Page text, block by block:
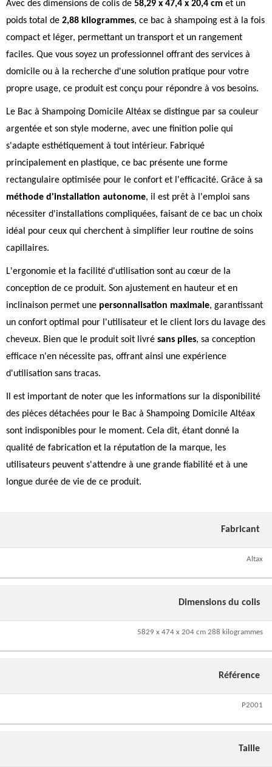
Avec des dimensions de colis de 58,29 x 47,4 x 20,4 cm et un
poids total de 2,88 kilogrammes, ce bac à shampoing est à la fois
compact et léger, permettant un transport et un rangement
faciles. Que vous soyez un professionnel offrant des services à
domicile ou à la recherche d'une solution pratique pour votre
propre usage, ce produit est conçu pour répondre à vos besoins.
Le Bac à Shampoing Domicile Altéax se distingue par sa couleur
argentée et son style moderne, avec une finition polie qui
s'adapte esthétiquement à tout intérieur. Fabriqué
principalement en plastique, ce bac présente une forme
rectangulaire optimisée pour le confort et l'efficacité. Grâce à sa
méthode d'installation autonome, il est prêt à l'emploi sans
nécessiter d'installations compliquées, faisant de ce bac un choix
idéal pour ceux qui cherchent à simplifier leur routine de soins
capillaires.
L'ergonomie et la facilité d'utilisation sont au cœur de la
conception de ce produit. Son ajustement en hauteur et en
inclinaison permet une personnalisation maximale, garantissant
un confort optimal pour l'utilisateur et le client lors du lavage des
cheveux. Bien que le produit soit livré sans piles, sa conception
efficace n'en nécessite pas, offrant ainsi une expérience
d'utilisation sans tracas.
Il est important de noter que les informations sur la disponibilité
des pièces détachées pour le Bac à Shampoing Domicile Altéax
sont indisponibles pour le moment. Cela dit, étant donné la
qualité de fabrication et la réputation de la marque, les
utilisateurs peuvent s'attendre à une grande fiabilité et à une
longue durée de vie de ce produit.
Fabricant
Altax
Dimensions du colis
5829 x 474 x 204 cm 288 kilogrammes
Référence
P2001
Taille